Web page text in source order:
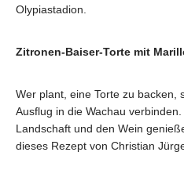
Olypiastadion.
Zitronen-Baiser-Torte mit
Wer plant, eine Torte zu backen,
Ausflug in die Wachau
Landschaft und den Wein
dieses Rezept von Christian